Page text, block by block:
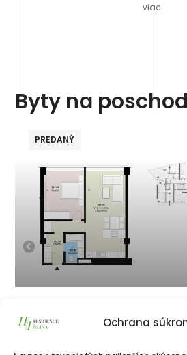
Ochrana
viac.
Byty na
PREDANÝ
701